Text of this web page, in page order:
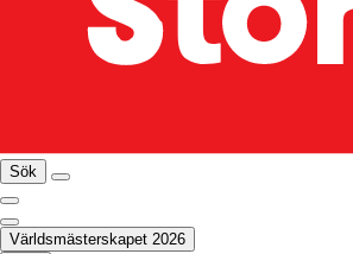
Sök
Världsmästerskapet 2026